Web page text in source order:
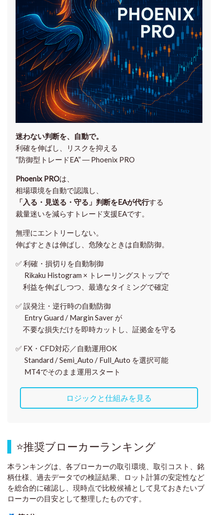
迷わない判断を、自動で。
利確を伸ばし、リスクを抑える
“防御型トレードEA” ― Phoenix PRO
Phoenix PROは、
相場環境を自動で認識し、
「入る・見送る・守る」判断をEAが代行する
裁量迷いを減らすトレード支援EAです。
無理にエントリーしない。
伸ばすときは伸ばし、危険なときは自動防御。
✅利確・損切りを自動制御
Rikaku Histogram × トレーリングストップで
利益を伸ばしつつ、最適なタイミングで確定
✅誤発注・逆行時の自動防御
Entry Guard / Margin Saver が
不要な損失だけを即時カットし、証拠金を守る
✅ FX・CFD対応／自動運用OK
Standard / Semi_Auto / Full_Auto を選択可能
MT4でそのまま運用スタート
ロジックと仕組みを見る
⭐推奨ブローカーランキング
本ランキングは、各ブローカーの取引環境、取引コスト、銘
柄仕様、過去データでの検証結果、ロット計算の安定性など
を総合的に確認し、現時点で比較候補として見ておきたいブ
ローカーの目安として整理したものです。